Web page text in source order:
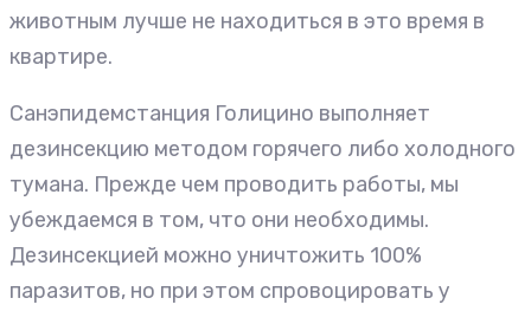
животным лучше не находиться в это время в
квартире.
Санэпидемстанция Голицино выполняет
дезинсекцию методом горячего либо холодного
тумана. Прежде чем проводить работы, мы
убеждаемся в том, что они необходимы.
Дезинсекцией можно уничтожить 100%
паразитов, но при этом спровоцировать у